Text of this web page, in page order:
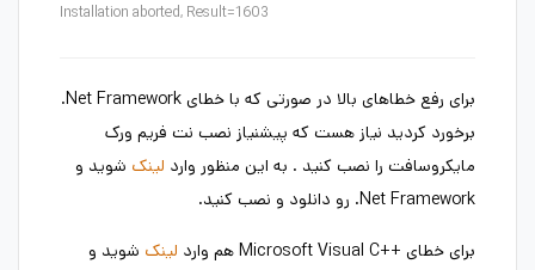
Installation aborted, Result=1603
برای رفع خطاهای بالا در صورتی که با خطای Net Framework.
برخورد کردید نیاز هست که پیشنیاز نصب نت فریم ورک
مایکروسافت را نصب کنید . به این منظور وارد لینک شوید و
Net Framework. رو دانلود و نصب کنید.
برای خطای ++Microsoft Visual C هم وارد لینک شوید و